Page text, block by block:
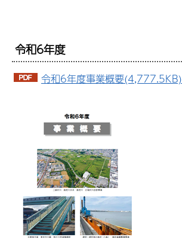
令和6年度
令和6年度事業概要(4,777.5KB)